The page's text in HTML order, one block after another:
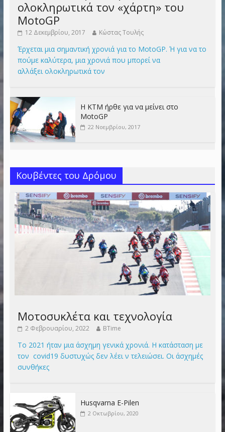
ολοκληρωτικά τον «χάρτη» του
MotoGP
12 Δεκεμβρίου, 2017 Κώστας Τουλής
Έρχεται μια σημαντική χρονιά για το MotoGP. Ή για να το
πούμε καλύτερα, μια χρονιά που μπορεί να
αλλάξει ολοκληρωτικά τον
Η KTM ήρθε για να μείνει στο
MotoGP
22 Νοεμβρίου, 2017
Κουβέντες του Δρόμου
Μοτοσυκλέτα και τεχνολογία
2 Φεβρουαρίου, 2022 BTime
Το 2021 ήταν μια άσχημη γενικά χρονιά. Η κατάσταση με
τον covid19 δυστυχώς δεν λέει ν τελειώσει. Οι άσχημές
συνθήκες
Husqvarna E-Pilen
2 Οκτωβρίου, 2020